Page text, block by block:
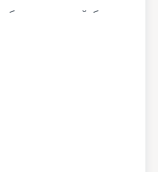
который был
в том же году, а
которых с
пассажира. Одной
специальная
которая может